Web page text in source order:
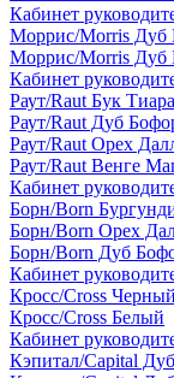
Кабинет
Моррис/Morris Дуб
Моррис/Morris Дуб
Кабинет
Раут/Raut Бук Тиара
Раут/Raut Дуб
Раут/Raut Орех
Раут/Raut Венге
Кабинет
Борн/Born
Борн/Born Орех
Борн/Born Дуб
Кабинет
Кросс/Cross Черный
Кросс/Cross Белый
Кабинет
Кэпитал/Capital